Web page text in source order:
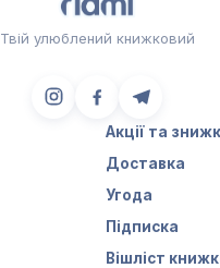
Твій улюблений книжковий
Акції та
Доставка
Угода
Підписка
Вішліст